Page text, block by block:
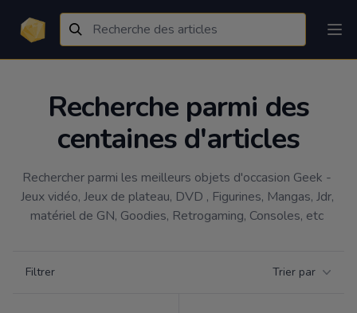
Recherche parmi des
centaines d'articles
Rechercher parmi les meilleurs objets d'occasion Geek -
Jeux vidéo, Jeux de plateau, DVD , Figurines, Mangas, Jdr,
matériel de GN, Goodies, Retrogaming, Consoles, etc
Filtrer Trier par